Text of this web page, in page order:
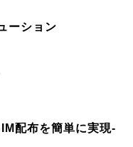
ーション
配布を簡単に実現-